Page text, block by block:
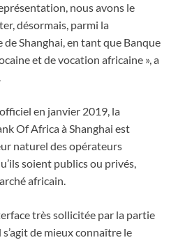
nous avons le
désormais, parmi la
Shanghai, en tant que Banque
et de vocation africaine », a
en janvier 2019, la
Of Africa à Shanghai est
naturel des opérateurs
soient publics ou privés,
africain.
très sollicitée par la partie
de mieux connaître le